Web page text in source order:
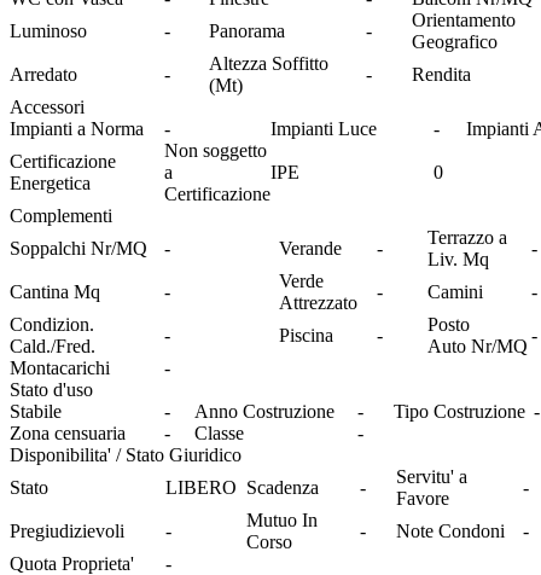
Luminoso
- Panorama -
Orientamento
Geografico
Arredato
-
Altezza Soffitto
(Mt)
-
Rendita
Accessori
Impianti a Norma
- Impianti Luce -
Impianti
Certificazione
Energetica
Non soggetto
a
Certificazione
IPE 0
Complementi
Soppalchi Nr/MQ
- Verande -
Terrazzo a
Liv. Mq
-
Cantina Mq -
Verde
Attrezzato
- Camini
-
Condizion.
Cald./Fred.
- Piscina -
Posto
Auto Nr/MQ
-
Montacarichi
-
Stato d'uso
Stabile
- Anno Costruzione - Tipo Costruzione -
Zona censuaria
- Classe
-
Disponibilita' / Stato Giuridico
Stato
LIBERO Scadenza -
Servitu' a
Favore
-
Pregiudizievoli -
Mutuo In
Corso
- Note Condoni
-
Quota Proprieta'
-